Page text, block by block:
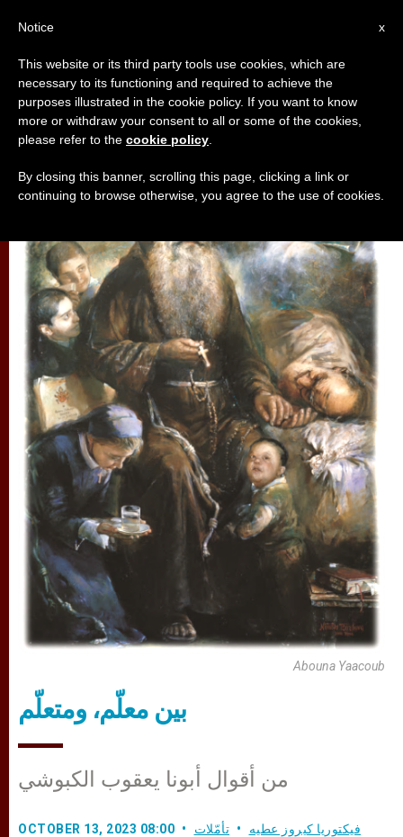
تأمّلات
Abouna Yaacoub
بين معلّم، ومتعلّم
من أقوال أبونا يعقوب الكبوشي
OCTOBER 13, 2023 08:00 فيكتوريا كيروز عطيه تأمّلات
x
Notice
This website or its third party tools use cookies, which are
necessary to its functioning and required to achieve the
purposes illustrated in the cookie policy. If you want to know
more or withdraw your consent to all or some of the cookies,
please refer to the cookie policy
By closing this banner, scrolling this page, clicking a link or
continuing to browse otherwise, you agree to the use of cookies.